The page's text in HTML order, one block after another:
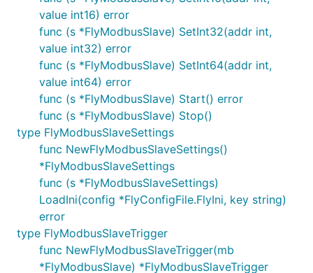
value int16) error
func (s *FlyModbusSlave) SetInt32(addr int,
value int32) error
func (s *FlyModbusSlave) SetInt64(addr int,
value int64) error
func (s *FlyModbusSlave) Start() error
func (s *FlyModbusSlave) Stop()
type FlyModbusSlaveSettings
func NewFlyModbusSlaveSettings()
*FlyModbusSlaveSettings
func (s *FlyModbusSlaveSettings)
LoadIni(config *FlyConfigFile.FlyIni, key string)
error
type FlyModbusSlaveTrigger
func NewFlyModbusSlaveTrigger(mb
*FlyModbusSlave) *FlyModbusSlaveTrigger